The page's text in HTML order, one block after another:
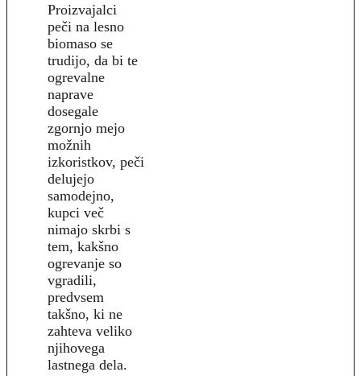
Proizvajalci
peči na lesno
biomaso se
trudijo, da bi te
ogrevalne
naprave
dosegale
zgornjo mejo
možnih
izkoristkov, peči
delujejo
samodejno,
kupci več
nimajo skrbi s
tem, kakšno
ogrevanje so
vgradili,
predvsem
takšno, ki ne
zahteva veliko
njihovega
lastnega dela.